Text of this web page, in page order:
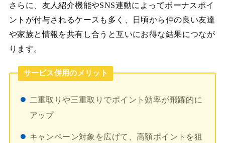
さらに、友人紹介機能やSNS連動によってボーナスポイ
ントが付与されるケースも多く、日頃から仲の良い友達
や家族と情報を共有し合うと互いにお得な結果につなが
ります。
サービス併用のメリット
二重取りや三重取りでポイント効率が飛躍的に
アップ
キャンペーン対象を広げて、高額ポイントを狙